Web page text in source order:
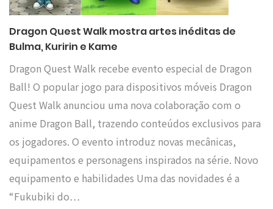
Dragon Quest Walk mostra artes inéditas de
Bulma, Kuririn e Kame
Dragon Quest Walk recebe evento especial de Dragon
Ball! O popular jogo para dispositivos móveis Dragon
Quest Walk anunciou uma nova colaboração com o
anime Dragon Ball, trazendo conteúdos exclusivos para
os jogadores. O evento introduz novas mecânicas,
equipamentos e personagens inspirados na série. Novo
equipamento e habilidades Uma das novidades é a
“Fukubiki do…